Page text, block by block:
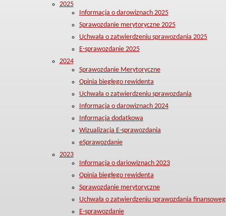
2025
Informacja o darowiznach 2025
Sprawozdanie merytoryczne 2025
Uchwała o zatwierdzeniu sprawozdania 2025
E-sprawozdanie 2025
2024
Sprawozdanie Merytoryczne
Opinia biegłego rewidenta
Uchwała o zatwierdzeniu sprawozdania
Informacja o darowiznach 2024
Informacja dodatkowa
Wizualizacja E-sprawozdania
eSprawozdanie
2023
Informacja o dariowiznach 2023
Opinia biegłego rewidenta
Sprawozdanie merytoryczne
Uchwała o zatwierdzeniu sprawozdania
E-sprawozdanie